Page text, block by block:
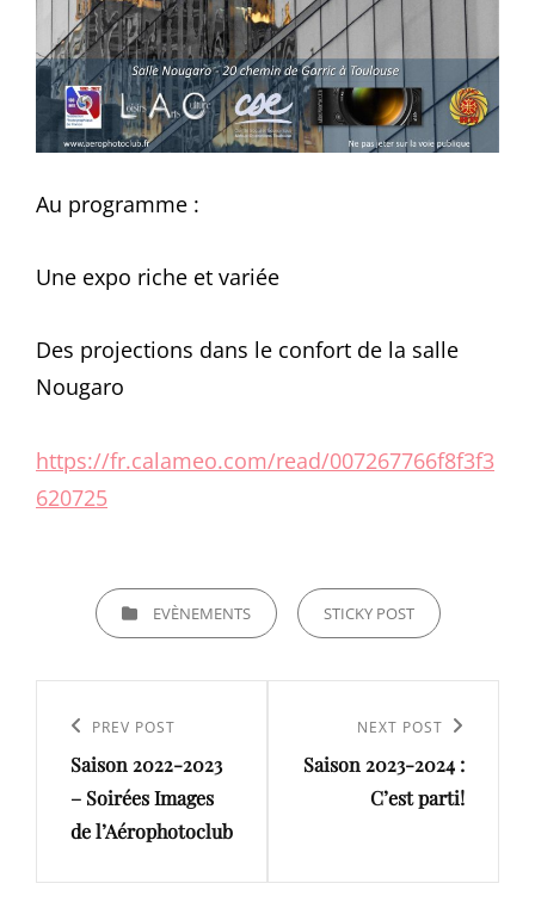
Au programme :
Une expo riche et variée
Des projections dans le confort de la salle
Nougaro
https://fr.calameo.com/read/007267766f8f3f3
620725
CATEGORIESEVÈNEMENTS STICKY POST
l’article
Previous
Post
PREV POST
Saison 2022-2023
– Soirées Images
de l’Aérophotoclub
Post
NEXT POST
Saison 2023-2024 :
C’est parti!